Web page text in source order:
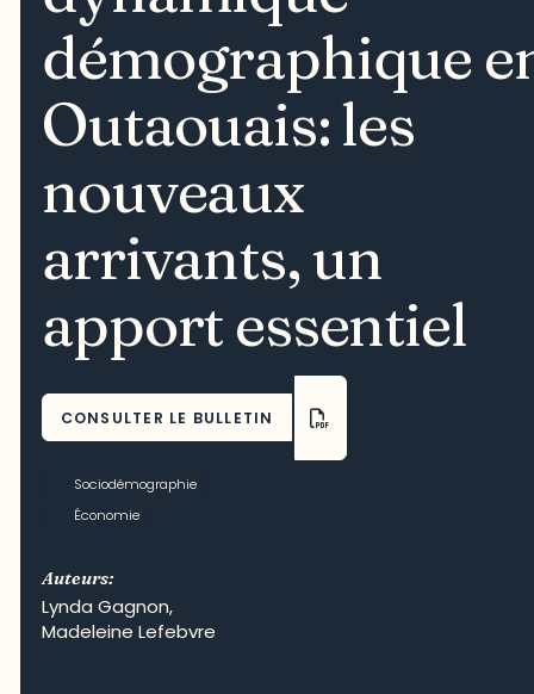
démographique
Outaouais: les
nouveaux
arrivants, un
apport essentiel
CONSULTER LE BULLETIN
Sociodémographie
Économie
Auteurs:
Lynda Gagnon,
Madeleine Lefebvre